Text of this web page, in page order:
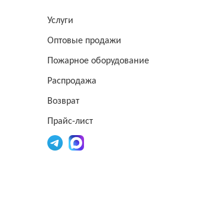
Услуги
Оптовые продажи
Пожарное оборудование
Распродажа
Возврат
Прайс-лист